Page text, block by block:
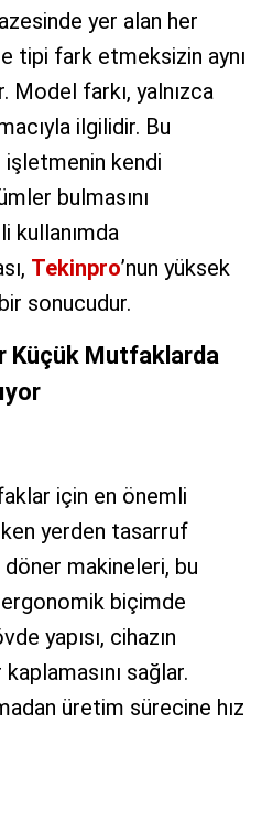
yer alan her
tipi fark etmeksizin aynı
farkı, yalnızca
ilgilidir. Bu
işletmenin kendi
bulmasını
kullanımda
Tekinpro’nun yüksek
sonucudur.
Küçük Mutfaklarda
için en önemli
yerden tasarruf
makineleri, bu
biçimde
yapısı, cihazın
sağlar.
üretim sürecine hız